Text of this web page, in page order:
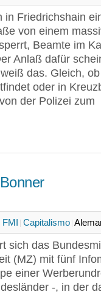
in Friedrichshain
von einem
Beamte im
Anlaß dafür
das. Gleich,
oder in
der Polizei zum
FMI Capitalismo
sich das
(MZ) mit fünf
einer
-, in der